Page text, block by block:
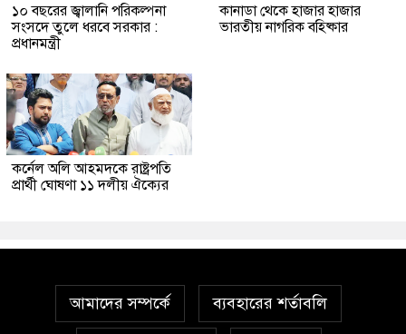
১০ বছরের জ্বালানি পরিকল্পনা
সংসদে তুলে ধরবে সরকার :
প্রধানমন্ত্রী
কানাডা থেকে হাজার হাজার
ভারতীয় নাগরিক বহিষ্কার
কর্নেল অলি আহমদকে রাষ্ট্রপতি
প্রার্থী ঘোষণা ১১ দলীয় ঐক্যের
আমাদের সম্পর্কে ব্যবহারের শর্তাবলি